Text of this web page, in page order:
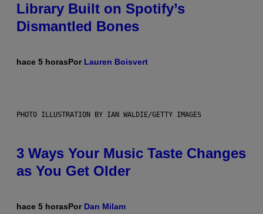
Library Built on Spotify’s
Dismantled Bones
hace 5 horasPor Lauren Boisvert
PHOTO ILLUSTRATION BY IAN WALDIE/GETTY IMAGES
3 Ways Your Music Taste Changes
as You Get Older
hace 5 horasPor Dan Milam